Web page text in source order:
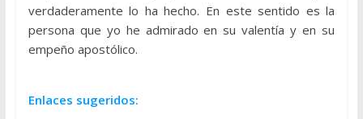
verdaderamente lo ha hecho. En este sentido es la
persona que yo he admirado en su valentía y en su
empeño apostólico.
Enlaces sugeridos: